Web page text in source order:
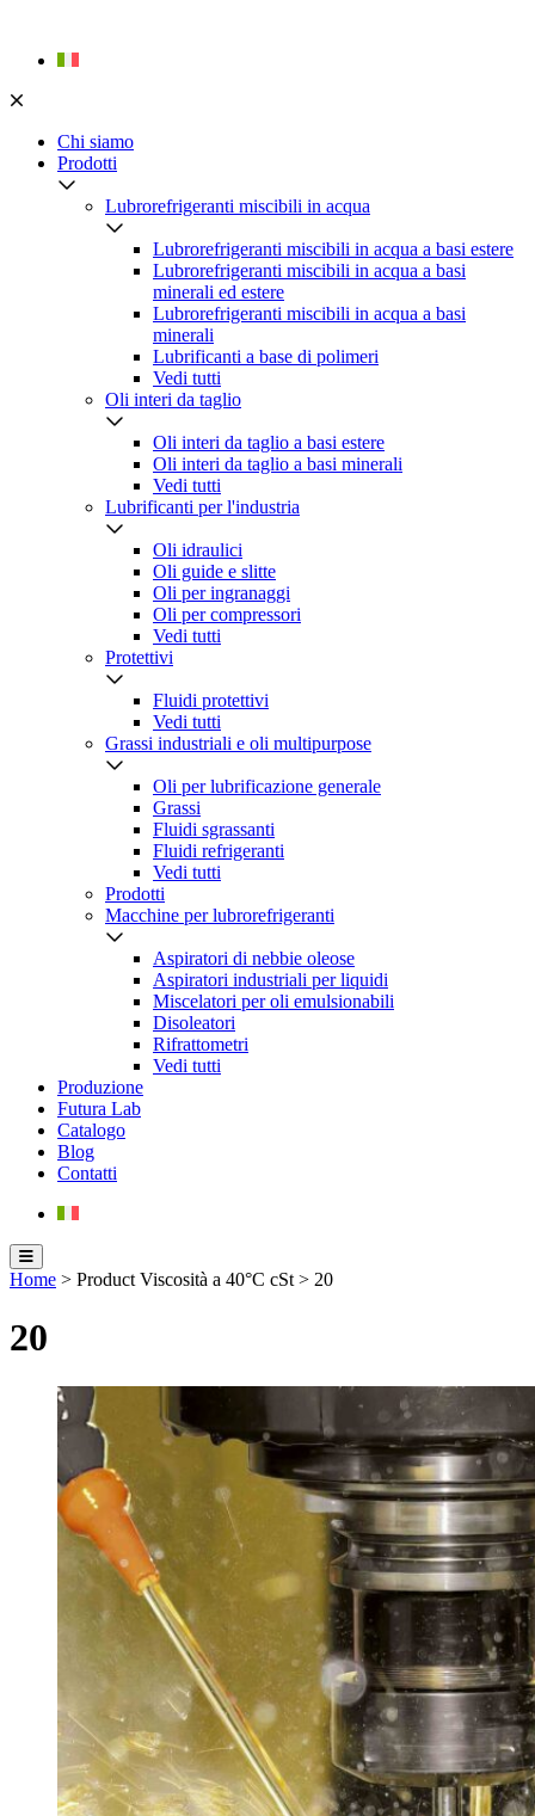
content
Chi siamo
Prodotti
Lubrorefrigeranti miscibili in acqua
Lubrorefrigeranti miscibili in acqua a basi estere
Lubrorefrigeranti miscibili in acqua a basi
minerali ed estere
Lubrorefrigeranti miscibili in acqua a basi
minerali
Lubrificanti a base di polimeri
Vedi tutti
Oli interi da taglio
Oli interi da taglio a basi estere
Oli interi da taglio a basi minerali
Vedi tutti
Lubrificanti per l'industria
Oli idraulici
Oli guide e slitte
Oli per ingranaggi
Oli per compressori
Vedi tutti
Protettivi
Fluidi protettivi
Vedi tutti
Grassi industriali e oli multipurpose
Oli per lubrificazione generale
Grassi
Fluidi sgrassanti
Fluidi refrigeranti
Vedi tutti
Prodotti
Macchine per lubrorefrigeranti
Aspiratori di nebbie oleose
Aspiratori industriali per liquidi
Miscelatori per oli emulsionabili
Disoleatori
Rifrattometri
Vedi tutti
Produzione
Futura Lab
Catalogo
Blog
Contatti
Home > Product Viscosità a 40°C cSt > 20
20